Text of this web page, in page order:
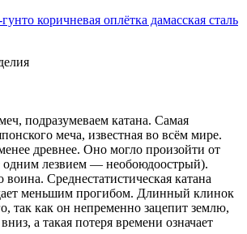
коричневая оплётка дамасская сталь
подразумеваем катана. Самая
меча, известная во всём мире.
древнее. Оно могло произойти от
одним лезвием — необоюдоострый).
Среднестатистическая катана
меньшим прогибом. Длинный клинок
так как он непременно зацепит землю,
а такая потеря времени означает